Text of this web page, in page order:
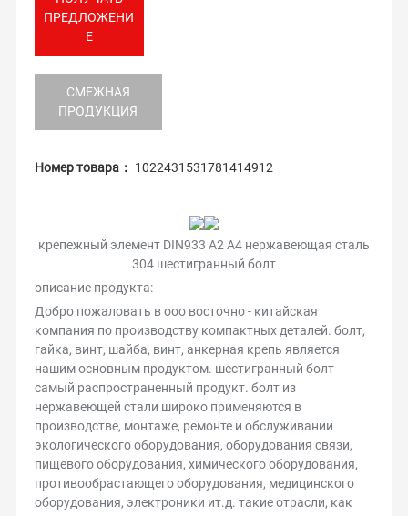
ПРЕДЛОЖЕНИ
Е
СМЕЖНАЯ
ПРОДУКЦИЯ
Номер товара： 1022431531781414912
крепежный элемент DIN933 A2 A4 нержавеющая сталь
304 шестигранный болт
описание продукта:
Добро пожаловать в ооо восточно - китайская
компания по производству компактных деталей. болт,
гайка, винт, шайба, винт, анкерная крепь является
нашим основным продуктом. шестигранный болт -
самый распространенный продукт. болт из
нержавеющей стали широко применяются в
производстве, монтаже, ремонте и обслуживании
экологического оборудования, оборудования связи,
пищевого оборудования, химического оборудования,
противообрастающего оборудования, медицинского
оборудования, электроники ит.д. такие отрасли, как